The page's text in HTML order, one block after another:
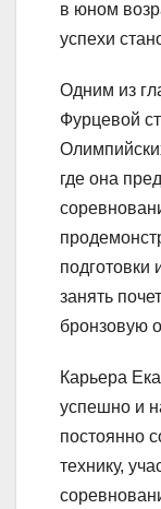
в юном
успехи
Одним из
Фурцевой
где она
подготовки
занять
бронзовую
Карьера
успешно и
постоянно
технику,